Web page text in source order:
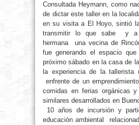
Consultada Heymann, como
de dictar este taller en la
en su visita a El Hoyo, sintió
transmitir lo que sabe y
hermana una vecina de
fue generando el espacio que
próximo sábado en la casa de
la experiencia de la tallerista
enfrente de un
comidas en ferias orgánicas
similares desarrollados en
10 años de incursión y
educación ambiental